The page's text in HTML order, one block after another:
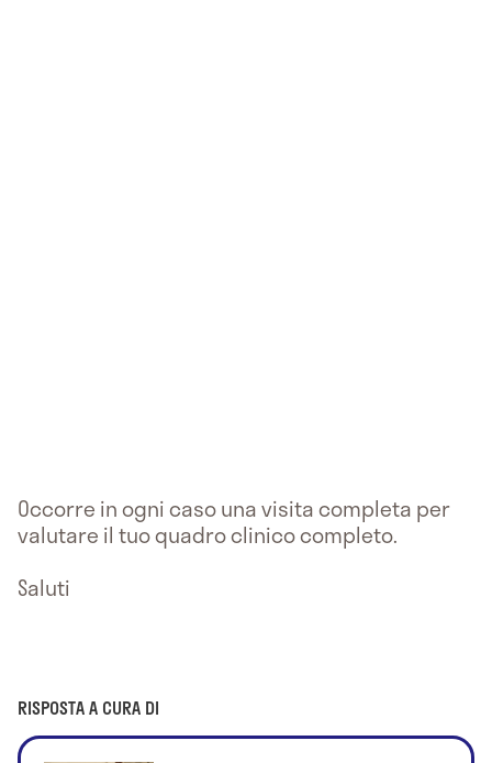
Occorre in ogni caso una visita completa per
valutare il tuo quadro clinico completo.
Saluti
RISPOSTA A CURA DI